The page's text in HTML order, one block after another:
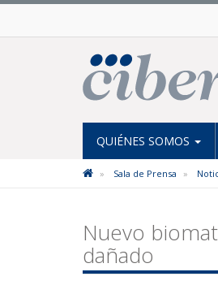
QUIÉNES SOMOS
Sala de Prensa
Nuevo
dañado